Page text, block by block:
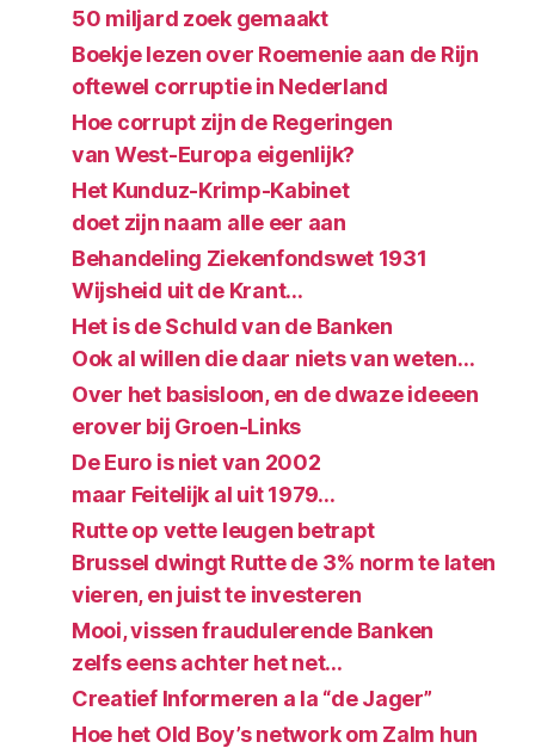
50 miljard zoek gemaakt
Boekje lezen over Roemenie aan de Rijn
oftewel corruptie in Nederland
Hoe corrupt zijn de Regeringen
van West-Europa eigenlijk?
Het Kunduz-Krimp-Kabinet
doet zijn naam alle eer aan
Behandeling Ziekenfondswet 1931
Wijsheid uit de Krant…
Het is de Schuld van de Banken
Ook al willen die daar niets van weten…
Over het basisloon, en de dwaze ideeen
erover bij Groen-Links
De Euro is niet van 2002
maar Feitelijk al uit 1979…
Rutte op vette leugen betrapt
Brussel dwingt Rutte de 3% norm te laten
vieren, en juist te investeren
Mooi, vissen fraudulerende Banken
zelfs eens achter het net…
Creatief Informeren a la “de Jager”
Hoe het Old Boy’s network om Zalm hun